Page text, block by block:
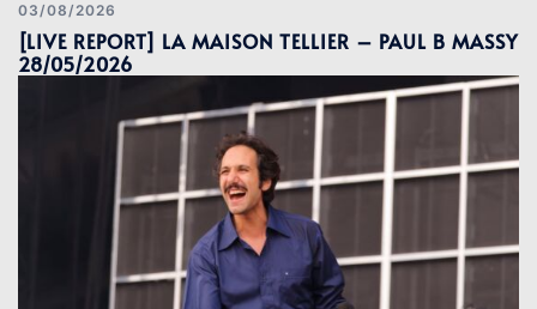
03/08/2026
[LIVE REPORT] LA MAISON TELLIER – PAUL B MASSY
28/05/2026